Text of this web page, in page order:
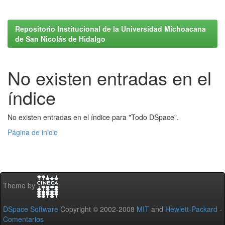
Repositorio Institucional de la Universidad Michoacana
de San Nicolás de Hidalgo
No existen entradas en el
índice
No existen entradas en el índice para "Todo DSpace".
Página de inicio
Theme by
DSpace Software Copyright © 2002-2008 MIT and Hewlett-Packard -
Comentarios